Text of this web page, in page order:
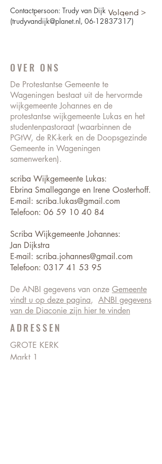
< Vorig Volgend >
Contactpersoon: Trudy van Dijk
(trudyvandijk@planet.nl, 06-12837317)
OVER ONS
De Protestantse Gemeente te
Wageningen bestaat uit de hervormde
wijkgemeente Johannes en de
protestantse wijkgemeente Lukas en het
studentenpastoraat (waarbinnen de
PGtW, de RK-kerk en de Doopsgezinde
Gemeente in Wageningen
samenwerken).
scriba Wijkgemeente Lukas:
Ebrina Smallegange en Irene Oosterhoff.
E-mail: scriba.lukas@gmail.com
Telefoon: 06 59 10 40 84
Scriba Wijkgemeente Johannes:
Jan Dijkstra
E-mail: scriba.johannes@gmail.com
Telefoon: 0317 41 53 95
De ANBI gegevens van onze Gemeente
vindt u op deze pagina, ANBI gegevens
van de Diaconie zijn hier te vinden
ADRESSEN
GROTE KERK
Markt 1